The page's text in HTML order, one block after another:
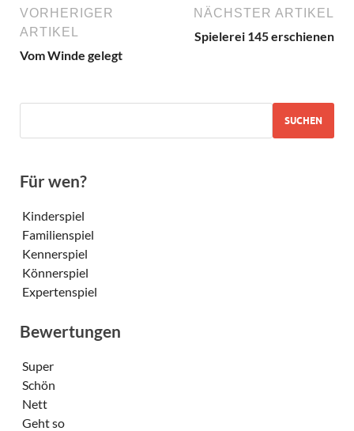
VORHERIGER
ARTIKEL
Vom Winde gelegt
NÄCHSTER ARTIKEL
Spielerei 145 erschienen
SUCHEN
Für wen?
Kinderspiel
Familienspiel
Kennerspiel
Könnerspiel
Expertenspiel
Bewertungen
Super
Schön
Nett
Geht so